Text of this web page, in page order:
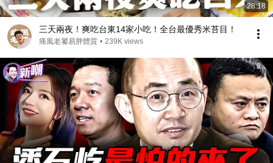
28:18
三天兩夜！爽吃台東14家小吃！全台最優秀米苔目！
痛風老饕易胖體質 • 239K views